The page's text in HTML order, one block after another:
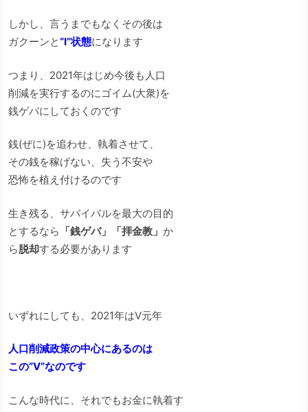
しかし、言うまでもなくその後は
ガクーンと“I”状態になります
つまり、2021年はじめ今後も人口
削減を実行するのにゴイム(大衆)を
銭ゲバにしておくのです
銭(ぜに)を追わせ、執着させて、
その銭を稼げない、失う不安や
恐怖を植え付けるのです
生き残る、サバイバルを最大の目的
とするなら 「銭ゲバ」「拝金教」 か
ら脱却する必要があります
いずれにしても、2021年はV元年
人口削減政策の中心にあるのは
この”V”なのです
こんな時代に、それでもお金に執着す